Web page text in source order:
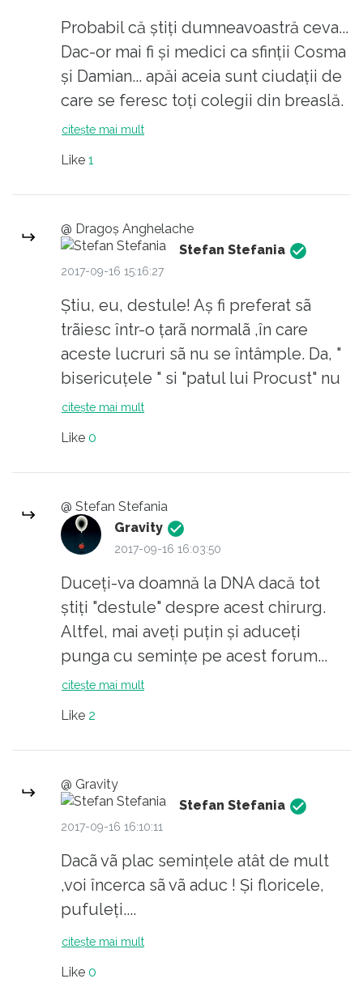
Probabil că ştiţi dumneavoastră ceva...
Dac-or mai fi şi medici ca sfinţii Cosma
şi Damian... apăi aceia sunt ciudaţii de
care se feresc toţi colegii din breaslă.
Cine nu se potriveşte patului lui
citește mai mult
Like 1
@ Dragoş Anghelache
Stefan Stefania
2017-09-16 15:16:27
Știu, eu, destule! Aș fi preferat sã
trãiesc într-o țarã normalã ,în care
aceste lucruri sã nu se întâmple. Da, "
bisericuțele " si "patul lui Procust" nu
vor dispãrea ,în veci,din sistemul
citește mai mult
Like 0
@ Stefan Stefania
Gravity
2017-09-16 16:03:50
Duceți-va doamnă la DNA dacă tot
știți "destule" despre acest chirurg.
Altfel, mai aveți puțin și aduceți
punga cu semințe pe acest forum...
citește mai mult
Like 2
@ Gravity
Stefan Stefania
2017-09-16 16:10:11
Dacã vã plac semințele atât de mult
,voi încerca sã vã aduc ! Și floricele,
pufuleți....
citește mai mult
Like 0